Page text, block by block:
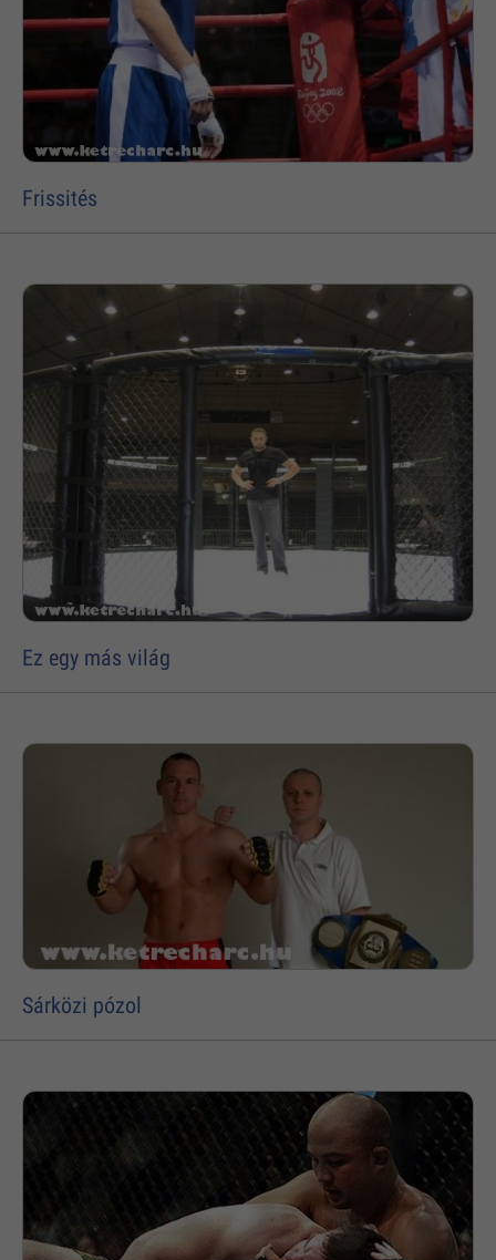
Frissités
Ez egy más világ
Sárközi pózol